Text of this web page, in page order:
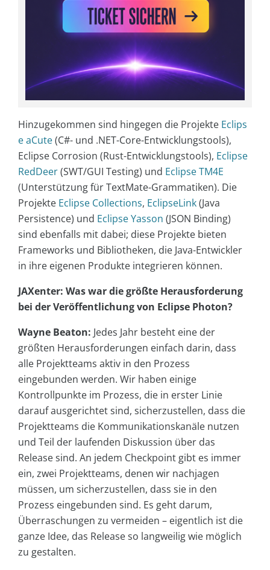
Hinzugekommen sind hingegen die Projekte Eclips
e aCute(C#- und .NET-Core-Entwicklungstools),
Eclipse Corrosion (Rust-Entwicklungstools), Eclipse
RedDeer(SWT/GUI Testing) und Eclipse TM4E
(Unterstützung für TextMate-Grammatiken). Die
Projekte Eclipse Collections, EclipseLink(Java
Persistence) und Eclipse Yasson (JSON Binding)
sind ebenfalls mit dabei; diese Projekte bieten
Frameworks und Bibliotheken, die Java-Entwickler
in ihre eigenen Produkte integrieren können.
JAXenter: Was war die größte Herausforderung
bei der Veröffentlichung von Eclipse Photon?
Wayne Beaton: Jedes Jahr besteht eine der
größten Herausforderungen einfach darin, dass
alle Projektteams aktiv in den Prozess
eingebunden werden. Wir haben einige
Kontrollpunkte im Prozess, die in erster Linie
darauf ausgerichtet sind, sicherzustellen, dass die
Projektteams die Kommunikationskanäle nutzen
und Teil der laufenden Diskussion über das
Release sind. An jedem Checkpoint gibt es immer
ein, zwei Projektteams, denen wir nachjagen
müssen, um sicherzustellen, dass sie in den
Prozess eingebunden sind. Es geht darum,
Überraschungen zu vermeiden – eigentlich ist die
ganze Idee, das Release so langweilig wie möglich
zu gestalten.